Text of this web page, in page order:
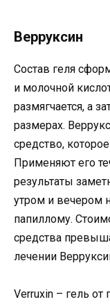
Верруксин
Состав геля
и молочной
размягчается, а
размерах.
средство,
Применяют его
результаты
утром и вечером
папиллому.
средства
лечении
Verruxin – гель